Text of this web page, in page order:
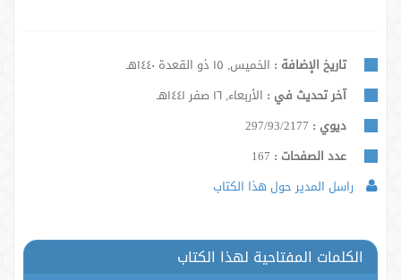
تاريخ الإضافة : الخميس, ١٥ ذو القعدة ١٤٤٠هـ
آخر تحديث في : الأربعاء, ١٦ صفر ١٤٤١هـ
ديوي : 297/93/2177
عدد الصفحات :
راسل المدير حول هذا الكتاب
الكلمات المفتاحية لهذا الكتاب